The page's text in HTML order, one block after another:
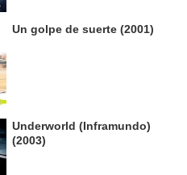
Un golpe de suerte (2001)
Underworld (Inframundo)
(2003)